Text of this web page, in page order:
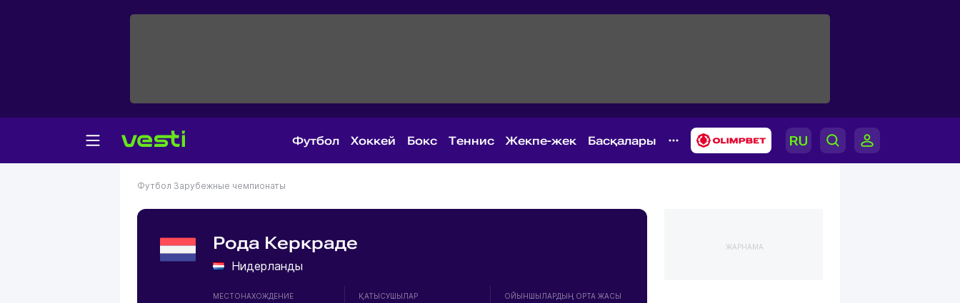
Футбол Хоккей Бокс Теннис Жекпе-жек Басқалары
Футбол Зарубежные чемпионаты
Рода Керкраде
Нидерланды
МЕСТОНАХОЖДЕНИЕ ҚАТЫСУШЫЛАР ОЙЫНШЫЛАРДЫҢ ОРТА ЖАСЫ
ЖАРНАМА